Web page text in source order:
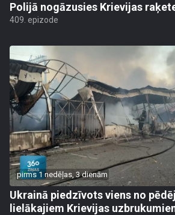
Polijā nogāzusies Krievijas
409. epizode
pirms 1 nedēļas, 3 dienām
Ukrainā piedzīvots viens no
lielākajiem Krievijas